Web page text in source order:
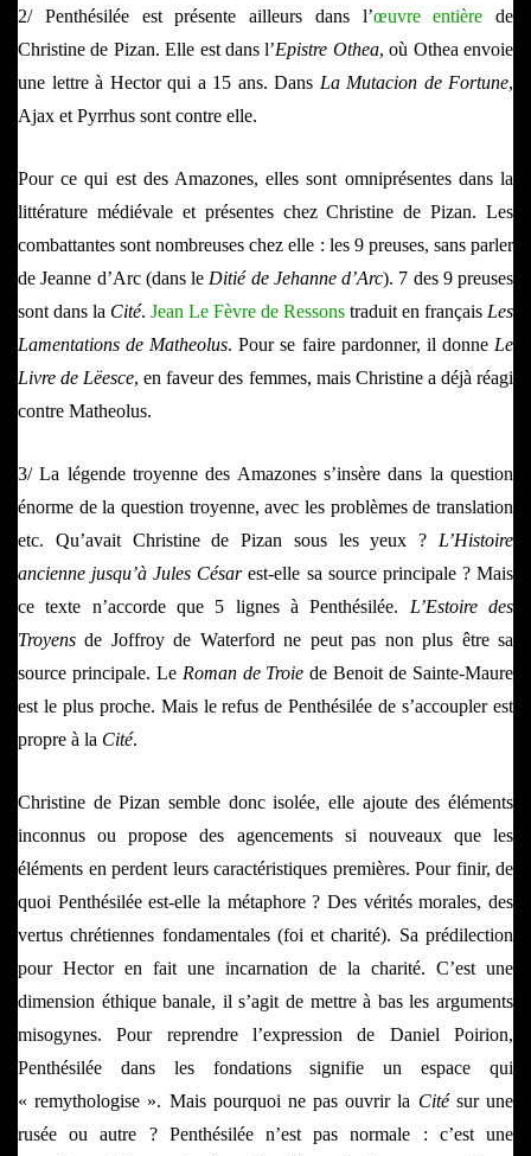
2/ Penthésilée est présente ailleurs dans l’œuvre entière de
Christine de Pizan. Elle est dans l’Epistre Othea, où Othea envoie
une lettre à Hector qui a 15 ans. Dans La Mutacion de Fortune,
Ajax et Pyrrhus sont contre elle.
Pour ce qui est des Amazones, elles sont omniprésentes dans la
littérature médiévale et présentes chez Christine de Pizan. Les
combattantes sont nombreuses chez elle : les 9 preuses, sans parler
de Jeanne d’Arc (dans le Ditié de Jehanne d’Arc). 7 des 9 preuses
sont dans la Cité. Jean Le Fèvre de Ressons traduit en français Les
Lamentations de Matheolus. Pour se faire pardonner, il donne Le
Livre de Lëesce, en faveur des femmes, mais Christine a déjà réagi
contre Matheolus.
3/ La légende troyenne des Amazones s’insère dans la question
énorme de la question troyenne, avec les problèmes de translation
etc. Qu’avait Christine de Pizan sous les yeux ? L’Histoire
ancienne jusqu’à Jules Césarest-elle sa source principale ? Mais
ce texte n’accorde que 5 lignes à Penthésilée. L’Estoire des
Troyens de Joffroy de Waterford ne peut pas non plus être sa
source principale. Le Roman de Troie de Benoit de Sainte-Maure
est le plus proche. Mais le refus de Penthésilée de s’accoupler est
propre à la Cité.
Christine de Pizan semble donc isolée, elle ajoute des éléments
inconnus ou propose des agencements si nouveaux que les
éléments en perdent leurs caractéristiques premières. Pour finir, de
quoi Penthésilée est-elle la métaphore ? Des vérités morales, des
vertus chrétiennes fondamentales (foi et charité). Sa prédilection
pour Hector en fait une incarnation de la charité. C’est une
dimension éthique banale, il s’agit de mettre à bas les arguments
misogynes. Pour reprendre l’expression de Daniel Poirion,
Penthésilée dans les fondations signifie un espace qui
« remythologise ». Mais pourquoi ne pas ouvrir la Citésur une
rusée ou autre ? Penthésilée n’est pas normale : c’est une